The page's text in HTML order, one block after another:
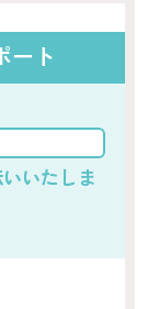
ート
いたしま